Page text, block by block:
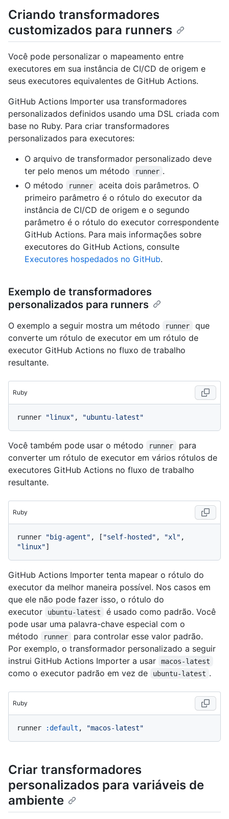
Criando transformadores
customizados para runners
Você pode personalizar o mapeamento entre
executores em sua instância de CI/CD de origem e
seus executores equivalentes de GitHub Actions.
GitHub Actions Importer usa transformadores
personalizados definidos usando uma DSL criada com
base no Ruby. Para criar transformadores
personalizados para executores:
O arquivo de transformador personalizado deve
ter pelo menos um método
runner .
O método
runner
aceita dois parâmetros. O
primeiro parâmetro é o rótulo do executor da
instância de CI/CD de origem e o segundo
parâmetro é o rótulo do executor correspondente
GitHub Actions. Para mais informações sobre
executores do GitHub Actions, consulte
Executores hospedados no GitHub.
Exemplo de transformadores
personalizados para runners
O exemplo a seguir mostra um método runner
que
converte um rótulo de executor em um rótulo de
executor GitHub Actions no fluxo de trabalho
resultante.
Ruby
runner "linux" , "ubuntu-latest"
Você também pode usar o método runner
para
converter um rótulo de executor em vários rótulos de
executores GitHub Actions no fluxo de trabalho
resultante.
Ruby
runner "big-agent" , [ "self-hosted" , "xl"
"linux"
GitHub Actions Importer tenta mapear o rótulo do
executor da melhor maneira possível. Nos casos em
que ele não pode fazer isso, o rótulo do
executor
ubuntu-latest
é usado como padrão. Você
pode usar uma palavra-chave especial com o
método
runner
para controlar esse valor padrão.
Por exemplo, o transformador personalizado a seguir
instrui GitHub Actions Importer a usar
macos-latest
como o executor padrão em vez de ubuntu-latest .
Ruby
runner :default , "macos-latest"
Criar transformadores
personalizados para variáveis de
ambiente